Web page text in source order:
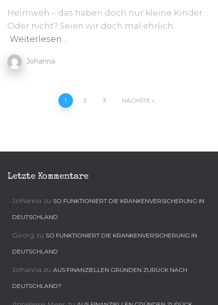
Heimweh – das haben doch nur kleine Kinder…
Oder nicht? Seien wir doch mal ehrlich:
Weiterlesen…
Johanna
Beitragsnavigation
1 2 3 NÄCHSTE
Letzte Kommentare
Johanna zu SO FUNKTIONIERT DIE KRANKENVERSICHERUNG IN
DEUTSCHLAND
Georg zu SO FUNKTIONIERT DIE KRANKENVERSICHERUNG IN
DEUTSCHLAND
Johanna zu AUS FINANZIELLEN GRÜNDEN ZURÜCK NACH
DEUTSCHLAND?